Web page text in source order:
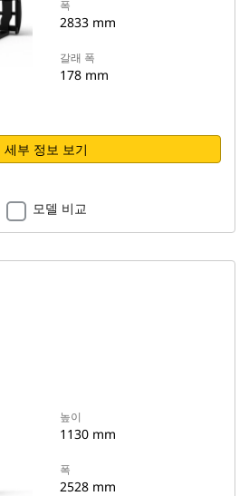
폭
2833 mm
갈래 폭
178 mm
세부 정보 보기
모델 비교
높이
1130 mm
폭
2528 mm